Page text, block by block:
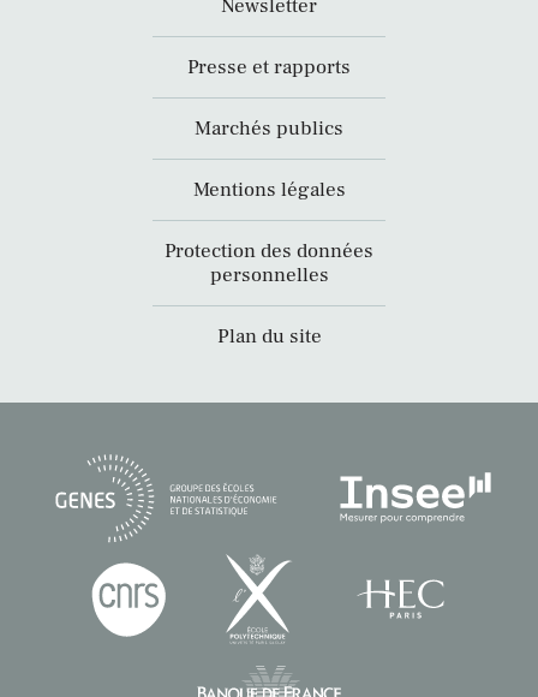
Newsletter
Presse et rapports
Marchés publics
Mentions légales
Protection des données
personnelles
Plan du site